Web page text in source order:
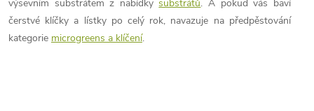
výsevním substrátem z nabídkysubstrátů. A pokud vás baví
čerstvé klíčky a lístky po celý rok, navazuje na předpěstování
kategorie microgreens a klíčení.